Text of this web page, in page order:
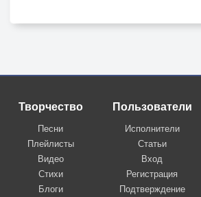
Творчество
Песни
Плейлисты
Видео
Стихи
Блоги
Пользователи
Исполнители
Статьи
Вход
Регистрация
Подтверждение